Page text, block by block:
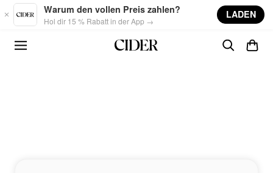
Skip to main content
Warum den vollen Preis zahlen?
Hol dir 15 % Rabatt in der App →
LADEN